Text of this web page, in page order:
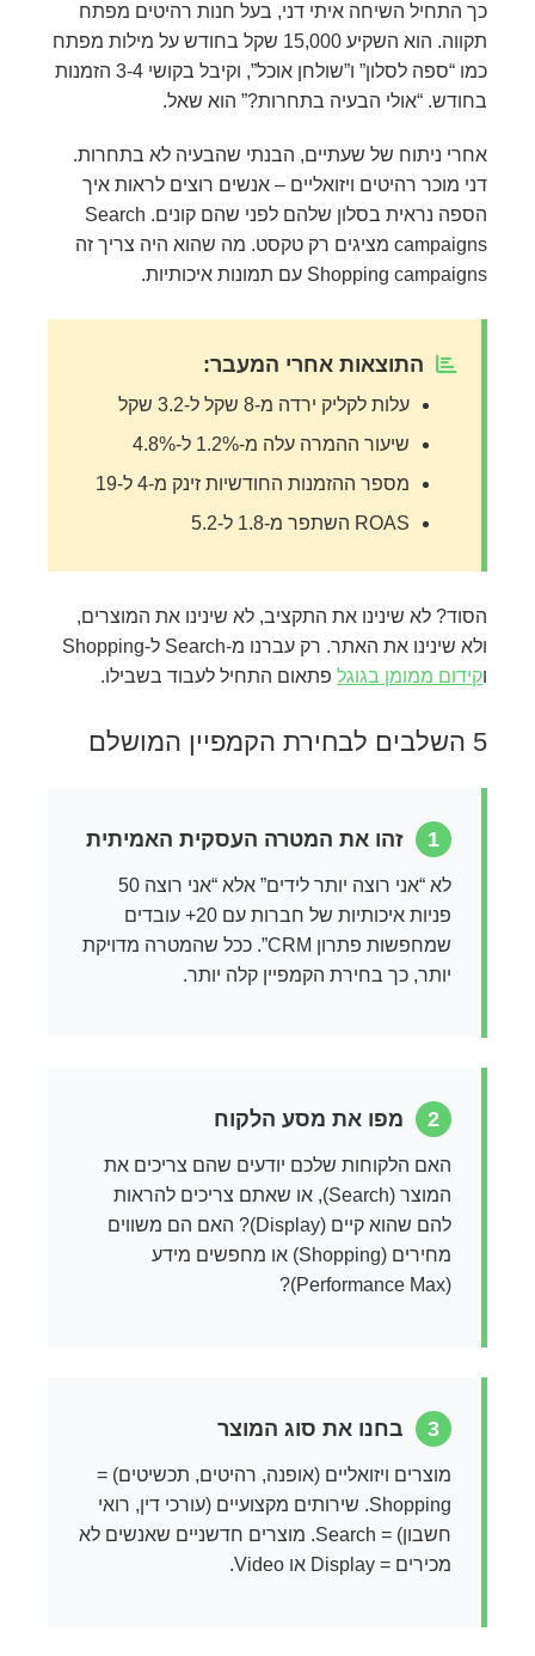
כך התחיל השיחה איתי דני, בעל חנות רהיטים מפתח
תקווה. הוא השקיע 15,000 שקל בחודש על מילות מפתח
כמו “ספה לסלון” ו”שולחן אוכל”, וקיבל בקושי 3-4 הזמנות
בחודש. “אולי הבעיה בתחרות?” הוא שאל.
אחרי ניתוח של שעתיים, הבנתי שהבעיה לא בתחרות.
דני מוכר רהיטים ויזואליים – אנשים רוצים לראות איך
הספה נראית בסלון שלהם לפני שהם קונים. Search
campaigns מציגים רק טקסט. מה שהוא היה צריך זה
Shopping campaigns עם תמונות איכותיות.
התוצאות אחרי המעבר:
עלות לקליק ירדה מ-8 שקל ל-3.2 שקל
שיעור ההמרה עלה מ-1.2% ל-4.8%
מספר ההזמנות החודשיות זינק מ-4 ל-19
ROAS השתפר מ-1.8 ל-5.2
הסוד? לא שינינו את התקציב, לא שינינו את המוצרים,
ולא שינינו את האתר. רק עברנו מ-Search ל-Shopping
וקידום ממומן בגוגל פתאום התחיל לעבוד בשבילו.
5 השלבים לבחירת הקמפיין המושלם
1 זהו את המטרה העסקית האמיתית
לא “אני רוצה יותר לידים” אלא “אני רוצה 50
פניות איכותיות של חברות עם 20+ עובדים
שמחפשות פתרון CRM”. ככל שהמטרה מדויקת
יותר, כך בחירת הקמפיין קלה יותר.
2 מפו את מסע הלקוח
האם הלקוחות שלכם יודעים שהם צריכים את
המוצר (Search), או שאתם צריכים להראות
להם שהוא קיים (Display)? האם הם משווים
מחירים (Shopping) או מחפשים מידע
(Performance Max)?
3 בחנו את סוג המוצר
מוצרים ויזואליים (אופנה, רהיטים, תכשיטים) =
Shopping. שירותים מקצועיים (עורכי דין, רואי
חשבון) = Search. מוצרים חדשניים שאנשים לא
מכירים = Display או Video.